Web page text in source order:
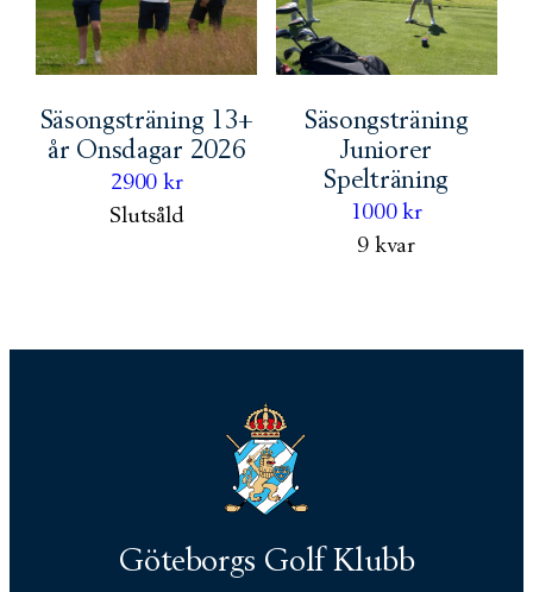
Säsongsträning 13+
år Onsdagar 2026
2900 kr
Slutsåld
Säsongsträning
Juniorer
Spelträning
1000kr
9 kvar
Göteborgs Golf Klubb